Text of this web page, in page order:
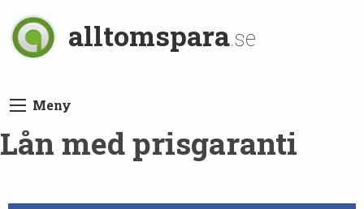
alltomspara.se
Meny
Lån med prisgaranti